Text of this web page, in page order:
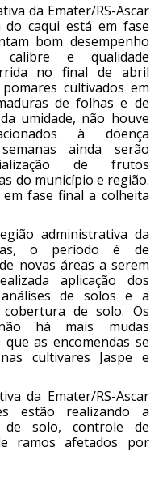
da Emater/RS-Ascar
do caqui está em fase
bom desempenho
e qualidade
no final de abril
cultivados em
de folhas e de
umidade, não houve
à doença
ainda serão
de frutos
do município e região.
fase final a colheita
administrativa da
o período é de
novas áreas a serem
aplicação dos
de solos e a
de solo. Os
há mais mudas
as encomendas se
cultivares Jaspe e
da Emater/RS-Ascar
estão realizando a
de solo, controle de
ramos afetados por